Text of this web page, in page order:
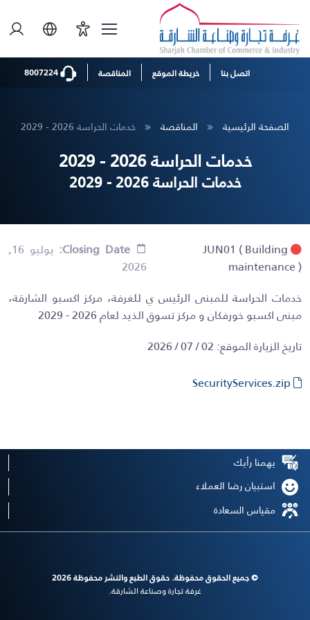
اتصل بنا خريطة الموقع المناقصة
الصفحة الرئيسية المناقصة خدمات الحراسة 2026 - 2029
خدمات الحراسة 2026 - 2029
خدمات الحراسة 2026 - 2029
( Building
maintenance )
Closing Date:
يوليو 16,
2026
خدمات الحراسة للمبنى الرئيس ي للغرفة، مركز اكسبو الشارقة،
مبنى اكسبو خورفكان و مركز تسوق الذيد لعام 2026 - 2029
تاريخ الزيارة الموقع: 02 / 07 / 2026
يهمنا رأيك
استبيان رضا العملاء
مقياس السعادة
© جميع الحقوق محفوظة. حقوق الطبع والنشر محفوظة 2026
غرفة تجارة وصناعة الشارقة.